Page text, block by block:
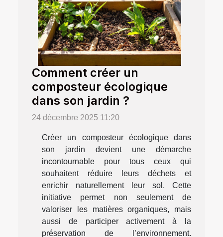
Comment créer un
composteur écologique
dans son jardin ?
24 décembre 2025 11:20
Créer un composteur écologique dans
son jardin devient une démarche
incontournable pour tous ceux qui
souhaitent réduire leurs déchets et
enrichir naturellement leur sol. Cette
initiative permet non seulement de
valoriser les matières organiques, mais
aussi de participer activement à la
préservation de l’environnement.